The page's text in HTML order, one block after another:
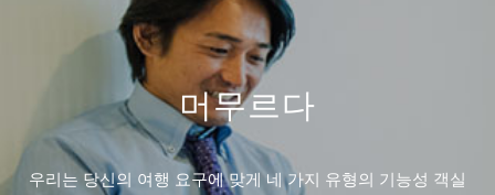
머무르다
우리는 당신의 여행 요구에 맞게 네 가지 유형의 기능성 객실
2 3 4 5
9 10 11 12 13
18 19
23 24 25 26 27 28 29